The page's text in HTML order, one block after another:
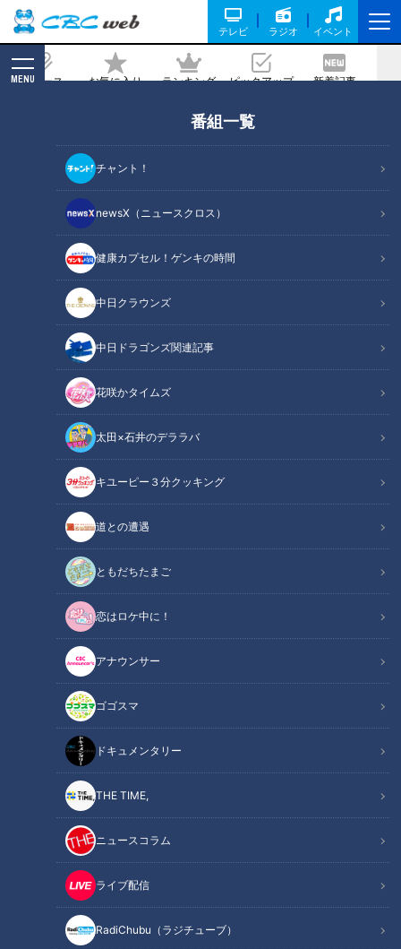
テレビ ラジオ イベント
ニュース お気に入り ランキング ピックアップ 新着記事
MENU
番組一覧
チャント！
newsX（ニュースクロス）
健康カプセル！ゲンキの時間
中日クラウンズ
中日ドラゴンズ関連記事
花咲かタイムズ
太田×石井のデララバ
キユーピー３分クッキング
道との遭遇
ともだちたまご
恋はロケ中に！
アナウンサー
ゴゴスマ
ドキュメンタリー
THE TIME,
ニュースコラム
ライブ配信
RadiChubu（ラジチューブ）
められた「展海峰」の絶景とは？「し」
で地名しりとり2度目の山口県下関市は
回避できるのか
記事に戻る
CBCテレビ『地名しりとり』
この記事の画像（全6枚）
記事に戻る
この記事を見たあなたへのおすすめ